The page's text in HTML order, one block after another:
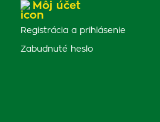
Môj účet
Registrácia a prihlásenie
Zabudnuté heslo